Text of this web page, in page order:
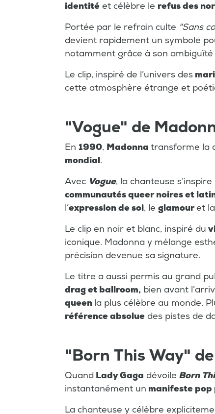
identité et célèbre le refus des
Portée par le refrain culte "Sans
devient rapidement un symbole
notamment grâce à son
Le clip, inspiré de l’univers des
cette atmosphère étrange et
"Vogue" de
En 1990, Madonna transforme la
mondial.
Avec Vogue, la chanteuse s’inspire
communautés queer noires et
l’expression de soi, le glamouret la
Le clip en noir et blanc, inspiré du
iconique. Madonna y mélange
précision devenue sa signature.
Le titre a aussi permis au grand
drag et ballroom, bien avant
queen la plus célèbre au monde.
référence absolue des pistes de
"Born This Way"
Quand Lady Gaga dévoile Born
instantanément un manifeste
La chanteuse y célèbre